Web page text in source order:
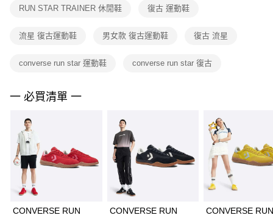
權轉讓予恩沛科技股份有限公司。
３．未成年的使用者請事先徵得法定代理人或監護人之同意方可使用
任。
請求用戶進行身份認證。
５．嚴禁一人註冊多個帳號或使用他人資訊註冊。若發現惡意使用之情形，
RUN STAR TRAINER 休閒鞋 復古 運動鞋
流星 復古運動鞋 男女款 復古運動鞋 復古 流星
converse run star 運動鞋 converse run star 復古
一 必買清單 一
CONVERSE RUN
CONVERSE RUN
CONVERSE RUN